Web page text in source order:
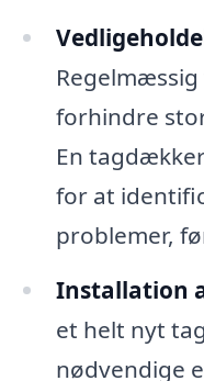
forhindre
En
for at
problemer,
Installation
et helt nyt
nødvendige